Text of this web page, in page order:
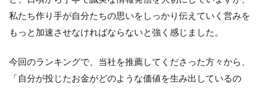
私たち作り手が自分たちの思いをしっかり伝えていく営みを
もっと加速させなければならないと強く感じました。
今回のランキングで、当社を推薦してくださった方々から、
「自分が投じたお金がどのような価値を生み出しているの